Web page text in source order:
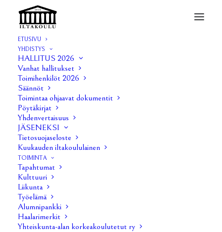
ETUSIVU
YHDISTYS
HALLITUS 2026
Vanhat hallitukset
Toimihenkilöt 2026
Säännöt
Toimintaa ohjaavat dokumentit
Pöytäkirjat
Yhdenvertaisuus
JÄSENEKSI
Tietosuojaseloste
Kuukauden iltakoululainen
TOIMINTA
Tapahtumat
Kulttuuri
Liikunta
Työelämä
Alumnipankki
Haalarimerkit
Yhteiskunta-alan korkeakoulutetut ry
Anti 2/2023
30 MARRASKUUN, 2023 | INANTI | BY